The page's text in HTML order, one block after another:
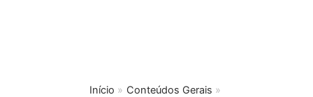
Início
Conteúdos Gerais